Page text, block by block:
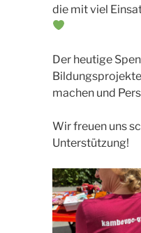
die mit viel
Der heutige
machen und
Wir freuen uns
Unterstützung!